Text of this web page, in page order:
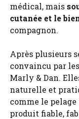
médical, mais
cutanée et le
compagnon.
Après plusieurs
convaincu par
Marly & Dan.
naturelle et
comme le pelage
produit fiable,